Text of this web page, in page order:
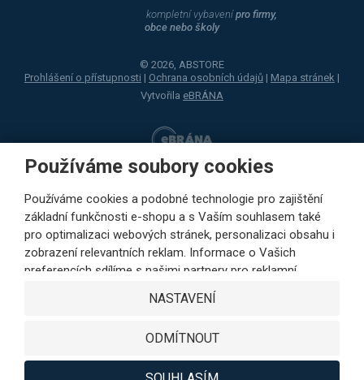
Používáme soubory cookies
Používáme cookies a podobné technologie pro zajištění
základní funkčnosti e-shopu a s Vaším souhlasem také
pro optimalizaci webových stránek, personalizaci obsahu i
zobrazení relevantních reklam. Informace o Vašich
preferencích sdílíme s našimi partnery pro reklamní,
sociální sítě i podrobné analýzy pouze s Vaším souhlasem.
Partneři mohou tyto údaje v rámci personalizace reklamy
využívání jejich služeb. Kliknutím na tlačítko SOUHLASÍM
vyjádříte Váš souhlas s ukládáním cookies k výkonovým,
NASTAVENÍ
ODMÍTNOUT
kompletní vybavenípro firmy,
obce nebo školy
© 2026, ABSTORE
Prohlášení o přístupnosti | Ochrana osobních údajů | Mapa stránek |
Vytvořila eBRÁNA